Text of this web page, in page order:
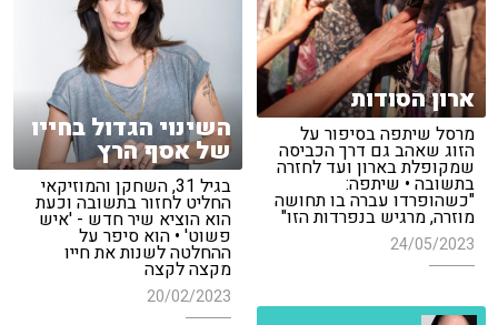
ארון הסודות
מרסל שיתפה בסיפור על
הזוג שאהב גם דרך הכביסה
שמקופלת בארון ועד לחזרה
בתשובה • שיתפה:
"כשהופרדו עברה בו תחושה
מוזרה, מרגיש בנפרדות הזו"
24/05/2023
השינוי הגדול בחייו
של אסף הרץ
בגיל 31, השחקן והמוזיקאי
החליט לחזור בתשובה וכעת
הוא הוציא שיר חדש - 'איש
פשוט' • הוא סיפר על
ההחלטה לשנות את חייו
מקצה לקצה
20/02/2023